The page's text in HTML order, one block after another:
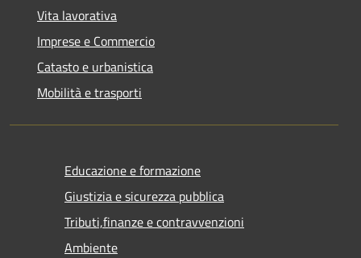
Vita lavorativa
Imprese e Commercio
Catasto e urbanistica
Mobilità e trasporti
Educazione e formazione
Giustizia e sicurezza pubblica
Tributi,finanze e contravvenzioni
Ambiente